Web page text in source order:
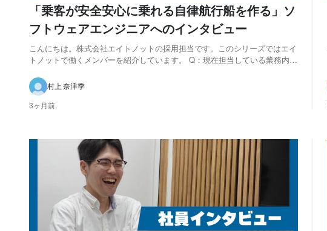
「乗客が安全安心に乗れる自律航行船を作る」ソ
フトウェアエンジニアへのインタビュー
こんにちは。株式会社エイトノットの採用担当です。このシリーズではエイ
トノットで働くメンバーを紹介しています。 Q：現在担当している業務内容
せていただいています。実機での実験も参加させていただきました。 また
シミュレーターの改善の業務もやってい...
村上 奈津季
3ヶ月前,